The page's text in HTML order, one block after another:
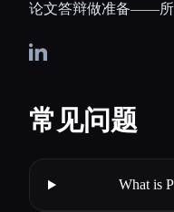
论文答辩做准备——所
常见问题
What is